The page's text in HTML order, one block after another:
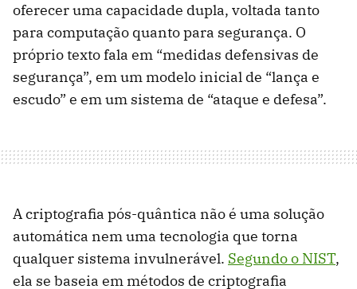
oferecer uma capacidade dupla, voltada tanto
para computação quanto para segurança. O
próprio texto fala em “medidas defensivas de
segurança”, em um modelo inicial de “lança e
escudo” e em um sistema de “ataque e defesa”.
A criptografia pós-quântica não é uma solução
automática nem uma tecnologia que torna
qualquer sistema invulnerável. Segundo o NIST,
ela se baseia em métodos de criptografia